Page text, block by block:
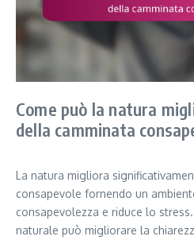
Come può la natura
della camminata
La natura migliora
consapevole fornendo un
consapevolezza e riduce lo
naturale può migliorare la